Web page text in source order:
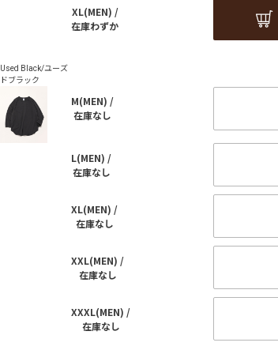
XL(MEN) /
在庫わずか
M(MEN) /
在庫なし
L(MEN) /
在庫なし
XL(MEN) /
在庫なし
XXL(MEN) /
在庫なし
XXXL(MEN) /
在庫なし